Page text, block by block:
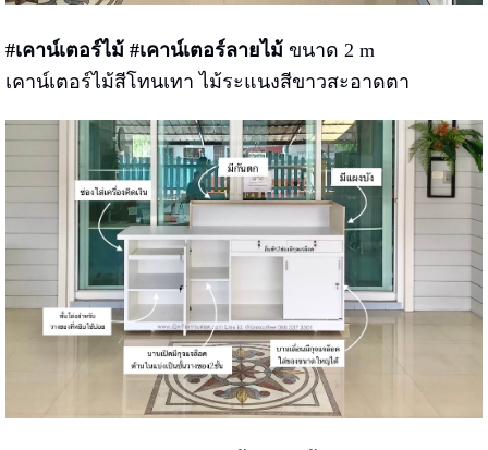
#เคาน์เตอร์ไม้ #เคาน์เตอร์ลายไม้ ขนาด 2 m
เคาน์เตอร์ไม้สีโทนเทา ไม้ระแนงสีขาวสะอาดตา